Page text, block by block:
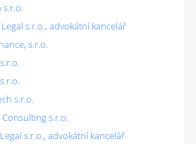
s.r.o.
s.r.o., advokátní kancelář
s.r.o.
s.r.o.
s.r.o.
s.r.o., advokátní kancelář